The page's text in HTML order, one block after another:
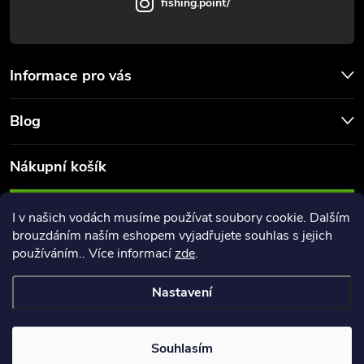
I v našich vodách musíme používat soubory cookie. Dalším
brouzdáním naším eshopem vyjadřujete souhlas s jejich
používáním.. Více informacízde.
Nastavení
Souhlasím
fishing.point/
Informace pro vás
Blog
Nákupní košík
0 KČ
Copyright 2026FishingPoint. Všechna práva vyhrazena.